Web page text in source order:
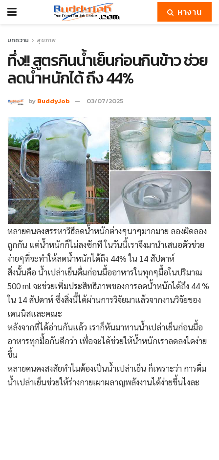
หางาน
บทความ สุขภาพ
ทึ่ง!! สูตรกินน้ำเย็นก่อนกินข้าว ช่วย
ลดน้ำหนักได้ ถึง 44%
by BuddyJob 03/07/2025
หลายคนคงสรรหาวิธีลดน้ำหนักต่างๆนาๆมากมาย ลองผิดลอง
ถูกกัน แต่น้ำหนักก็ไม่ลงซักที ในวันนี้เราจึงมานำเสนอตัวช่วย
ง่ายๆที่จะทำให้ลดน้ำหนักได้ถึง 44% ใน 14 สัปดาห์
สิ่งนั้นคือ น้ำเปล่าเย็นดื่มก่อนมื้ออาหารในทุกๆมื้อในปริมาณ
500 ml จะช่วยเพิ่มประสิทธิภาพของการลดน้ำหนักได้ถึง 44 %
ใน 14 สัปดาห์ ซึ่งสิ่งนี้ได้ผ่านการวิจัยมาแล้วจากงานวิจัยของ
เดนนิสและคณะ
หลังจากที่ได้อ่านกันแล้ว เราก็หันมาทานน้ำเปล่าเย็นก่อนมื้อ
อาหารทุกมื้อกันดีกว่า เพื่อจะได้ช่วยให้น้ำหนักเราลดลงไดง่าย
ขึ้น
หลายคนคงสงสัยทำไมต้องเป็นน้ำเปล่าเย็น ก็เพราะว่า การดื่ม
น้ำเปล่าเย็นช่วยให้ร่างกายเผาผลาญพลังงานได้ง่ายขึ้นไงละ